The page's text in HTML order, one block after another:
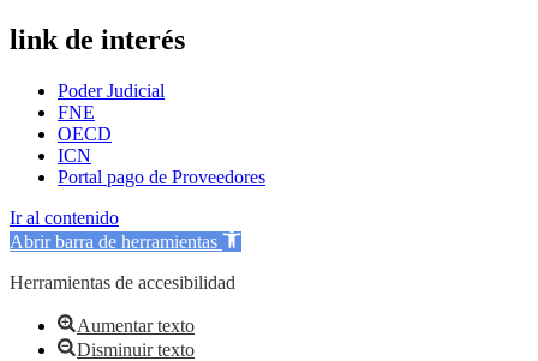
link de interés
Poder Judicial
FNE
OECD
ICN
Portal pago de Proveedores
Ir al contenido
Abrir barra de herramientas
Herramientas de accesibilidad
Aumentar texto
Disminuir texto